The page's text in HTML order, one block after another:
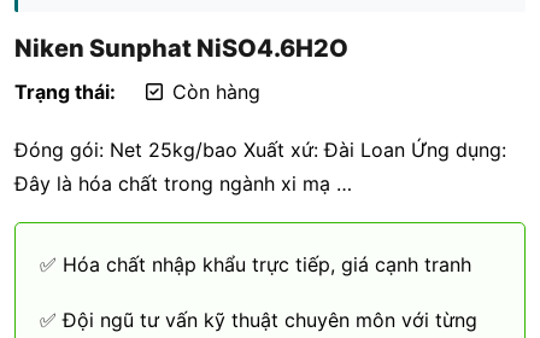
Niken Sunphat NiSO4.6H2O
Trạng thái: Còn hàng
Đóng gói: Net 25kg/bao Xuất xứ: Đài Loan Ứng dụng:
Đây là hóa chất trong ngành xi mạ …
✅ Hóa chất nhập khẩu trực tiếp, giá cạnh tranh
✅ Đội ngũ tư vấn kỹ thuật chuyên môn với từng